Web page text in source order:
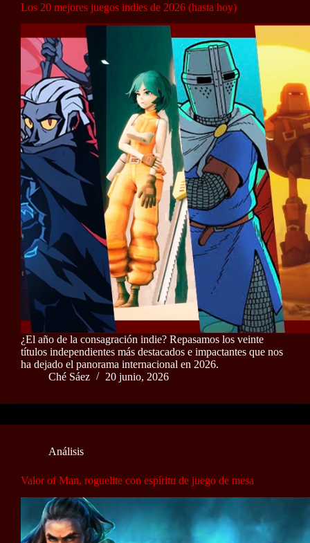
Los 20 mejores juegos indies de 2026 (hasta hoy)
¿El año de la consagración indie? Repasamos los veinte
títulos independientes más destacados e impactantes que nos
ha dejado el panorama internacional en 2026.
Ché Sáez
20 junio, 2026
Análisis
Valor of Man, roguelite con espíritu de juego de mesa